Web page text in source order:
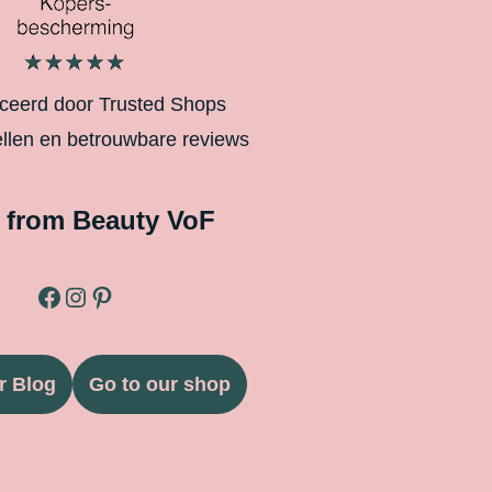
door Trusted Shops
en betrouwbare reviews
Beauty VoF
Blog Go to our shop